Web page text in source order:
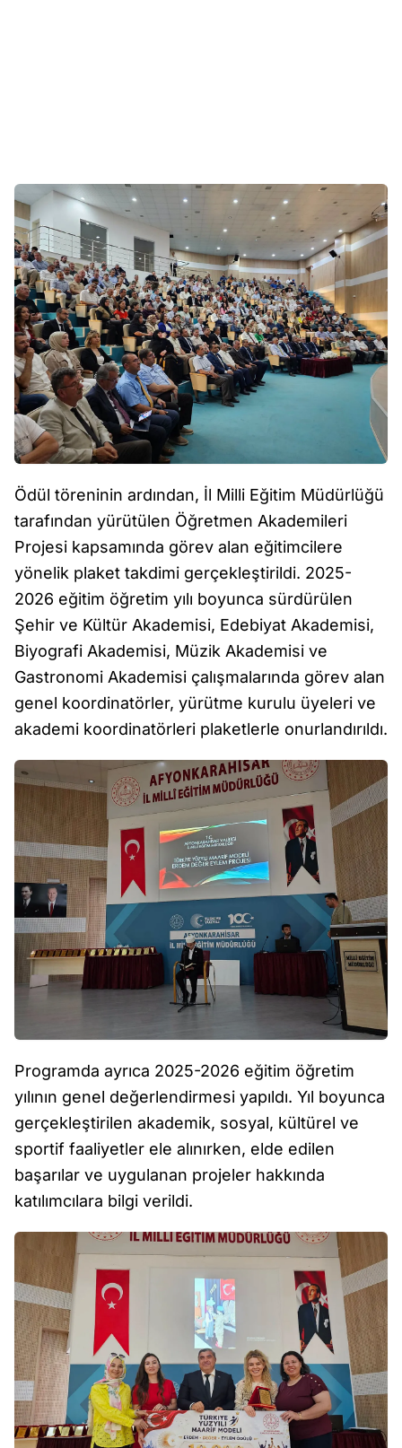
Ödül töreninin ardından, İl Milli Eğitim Müdürlüğü
tarafından yürütülen Öğretmen Akademileri
Projesi kapsamında görev alan eğitimcilere
yönelik plaket takdimi gerçekleştirildi. 2025-
2026 eğitim öğretim yılı boyunca sürdürülen
Şehir ve Kültür Akademisi, Edebiyat Akademisi,
Biyografi Akademisi, Müzik Akademisi ve
Gastronomi Akademisi çalışmalarında görev alan
genel koordinatörler, yürütme kurulu üyeleri ve
akademi koordinatörleri plaketlerle onurlandırıldı.
Programda ayrıca 2025-2026 eğitim öğretim
yılının genel değerlendirmesi yapıldı. Yıl boyunca
gerçekleştirilen akademik, sosyal, kültürel ve
sportif faaliyetler ele alınırken, elde edilen
başarılar ve uygulanan projeler hakkında
katılımcılara bilgi verildi.